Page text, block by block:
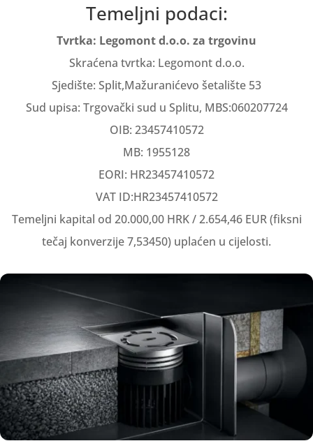
Temeljni podaci:
Tvrtka: Legomont d.o.o. za trgovinu
Skraćena tvrtka: Legomont d.o.o.
Sjedište: Split,Mažuranićevo šetalište 53
Sud upisa: Trgovački sud u Splitu, MBS:060207724
OIB: 23457410572
MB: 1955128
EORI: HR23457410572
VAT ID:HR23457410572
Temeljni kapital od 20.000,00 HRK / 2.654,46 EUR (fiksni
tečaj konverzije 7,53450) uplaćen u cijelosti.